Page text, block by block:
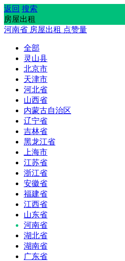
返回 搜索
房屋出租
河南省 房屋出租 点赞量
全部
灵山县
北京市
天津市
河北省
山西省
内蒙古自治区
辽宁省
吉林省
黑龙江省
上海市
江苏省
浙江省
安徽省
福建省
江西省
山东省
河南省
湖北省
湖南省
广东省